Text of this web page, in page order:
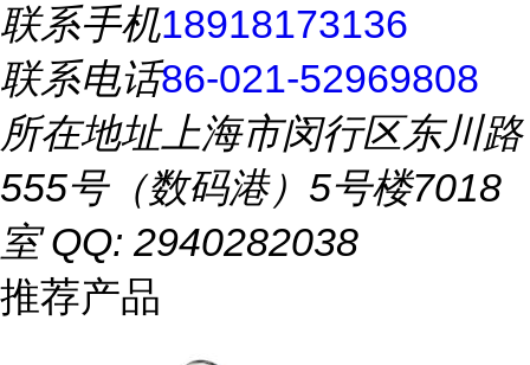
联系手机18918173136
联系电话86-021-52969808
所在地址上海市闵行区东川路
555号（数码港）5号楼7018
室 QQ: 2940282038
推荐产品